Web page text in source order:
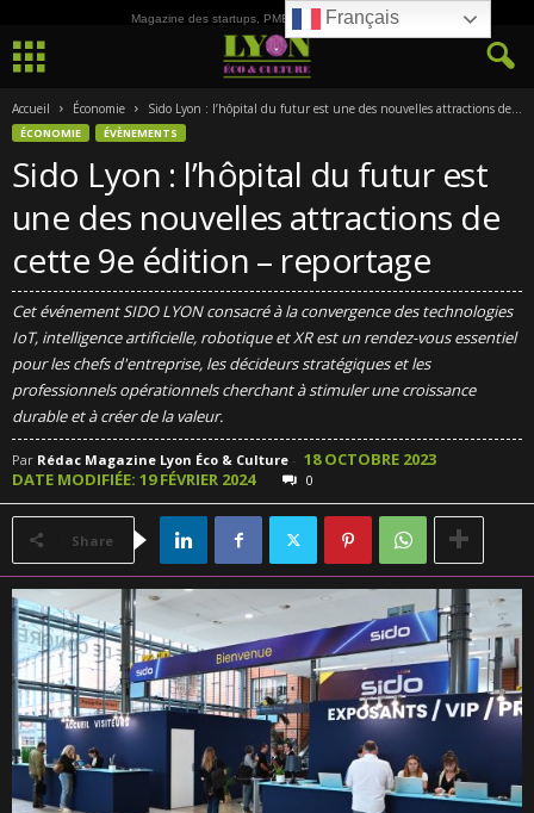
Magazine des startups, PME, ETI et de la Culture
Accueil Économie Sido Lyon : l’hôpital du futur est une des nouvelles attractions de...
ÉCONOMIE ÉVÈNEMENTS
Sido Lyon : l’hôpital du futur est
une des nouvelles attractions de
cette 9e édition – reportage
Cet événement SIDO LYON consacré à la convergence des technologies
IoT, intelligence artificielle, robotique et XR est un rendez-vous essentiel
pour les chefs d'entreprise, les décideurs stratégiques et les
professionnels opérationnels cherchant à stimuler une croissance
durable et à créer de la valeur.
Par Rédac Magazine Lyon Éco & Culture - 18 OCTOBRE 2023
DATE MODIFIÉE: 19 FÉVRIER 2024
0
Share
Français